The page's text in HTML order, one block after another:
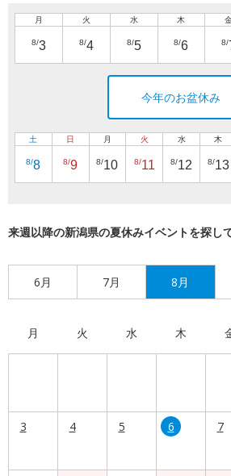
月
8/3
火
8/4
水
8/5
木
8/6 8/
今年のお盆休み
土
8/8
日
8/9
月
8/10
火
8/11
水
8/12
木
8/13
来週以降の新潟県の夏休みイベントを探し
6月 7月 8月
月 火 水 木
3 4 5 6 7